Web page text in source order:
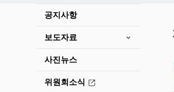
공지사항
보도자료
사진뉴스
위원회소식